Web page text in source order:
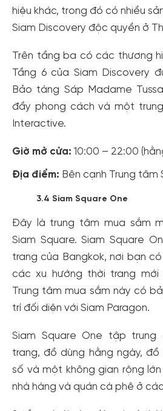
hiệu khác, trong đó có nhiều
Siam Discovery độc quyền ở
Trên tầng ba có các thương
Tầng 6 của Siam Discovery
Bảo tàng Sáp Madame
đầy phong cách và một
Interactive.
Giờ mở cửa: 10:00 – 22:00
Địa điểm: Bên cạnh Trung tâm
3.4 Siam Square One
Đây là trung tâm mua sắm
Siam Square. Siam Square
trang của Bangkok, nơi bạn
các xu hướng thời trang mới
Trung tâm mua sắm này có
trí đối diện với Siam Paragon.
Siam Square One tập
trang, đồ dùng hằng ngày,
số và một không gian rộng
nhà hàng và quán cà phê ở
Tạo tài khoản nhanh
đãi!
Tạo tài khoản để có thể nhận
dành cho thành viên đến từ các